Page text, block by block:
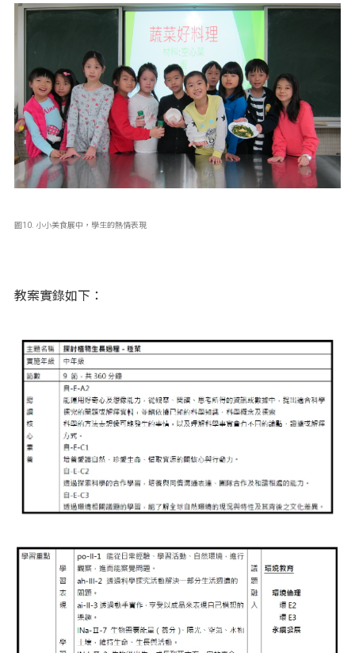
圖10. 小小美食展中，學生的熱情表現
教案實錄如下：